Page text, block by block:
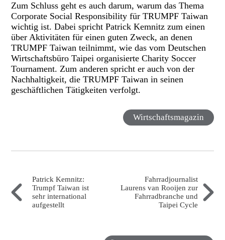
Zum Schluss geht es auch darum, warum das Thema
Corporate Social Responsibility für TRUMPF Taiwan
wichtig ist. Dabei spricht Patrick Kemnitz zum einen
über Aktivitäten für einen guten Zweck, an denen
TRUMPF Taiwan teilnimmt, wie das vom Deutschen
Wirtschaftsbüro Taipei organisierte Charity Soccer
Tournament. Zum anderen spricht er auch von der
Nachhaltigkeit, die TRUMPF Taiwan in seinen
geschäftlichen Tätigkeiten verfolgt.
Wirtschaftsmagazin
Patrick Kemnitz:
Trumpf Taiwan ist
sehr international
aufgestellt
Fahrradjournalist
Laurens van Rooijen zur
Fahrradbranche und
Taipei Cycle